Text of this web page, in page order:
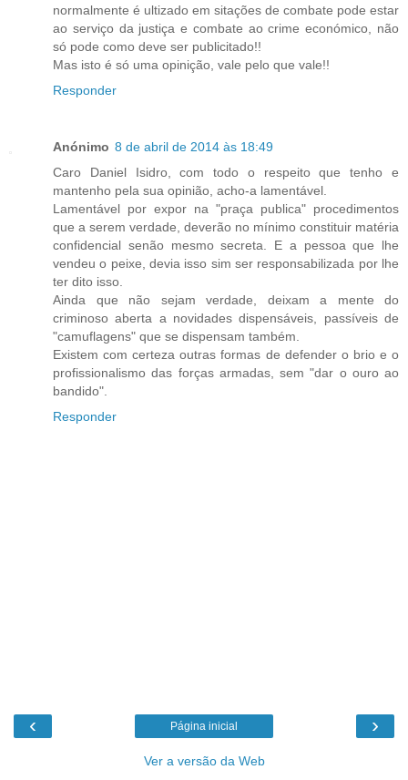
normalmente é ultizado em sitações de combate pode estar
ao serviço da justiça e combate ao crime económico, não
só pode como deve ser publicitado!!
Mas isto é só uma opinição, vale pelo que vale!!
Responder
Anónimo 8 de abril de 2014 às 18:49
Caro Daniel Isidro, com todo o respeito que tenho e
mantenho pela sua opinião, acho-a lamentável.
Lamentável por expor na "praça publica" procedimentos
que a serem verdade, deverão no mínimo constituir matéria
confidencial senão mesmo secreta. E a pessoa que lhe
vendeu o peixe, devia isso sim ser responsabilizada por lhe
ter dito isso.
Ainda que não sejam verdade, deixam a mente do
criminoso aberta a novidades dispensáveis, passíveis de
"camuflagens" que se dispensam também.
Existem com certeza outras formas de defender o brio e o
profissionalismo das forças armadas, sem "dar o ouro ao
bandido".
Responder
‹ ›
Página inicial
Ver a versão da Web